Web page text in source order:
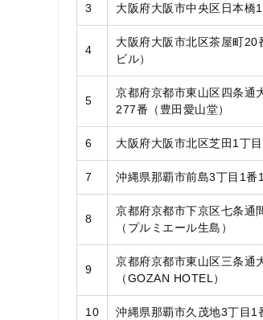
3 大阪府大阪市中央区日本橋
4
大阪府大阪市北区茶屋町20
ビル）
5
京都府京都市東山区四条通
277番（豊田愛山堂）
6 大阪府大阪市北区芝田1丁
7 沖縄県那覇市前島3丁目1番
8
京都府京都市下京区七条通
（プルミエール生島）
9
京都府京都市東山区三条通
（GOZAN HOTEL）
10 沖縄県那覇市久茂地3丁目1